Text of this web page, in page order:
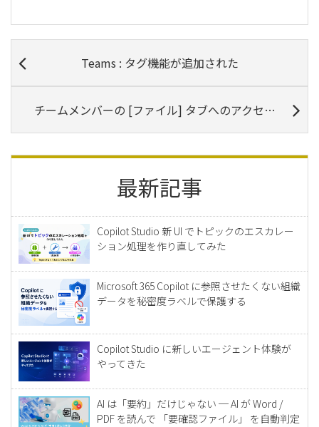
Teams : タグ機能が追加された
チームメンバーの [ファイル] タブへのアクセスを読み取り専用にしたい
最新記事
Copilot Studio 新 UI でトピックのエスカレー
ション処理を作り直してみた
Microsoft 365 Copilot に参照させたくない組織
データを秘密度ラベルで保護する
Copilot Studio に新しいエージェント体験が
やってきた
AI は「要約」だけじゃない ─ AI が Word /
PDF を読んで 「要確認ファイル」 を自動判定